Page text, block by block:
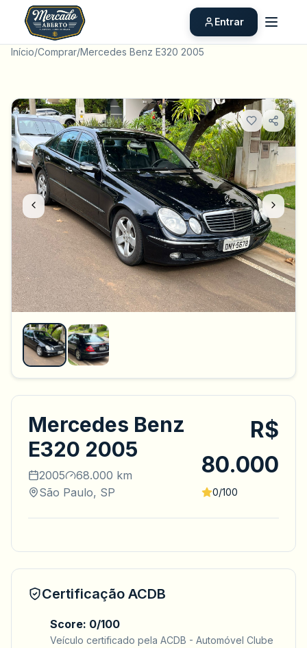
Entrar
Início/Comprar/Mercedes Benz E320 2005
Mercedes Benz
E320 2005
2005
68.000 km
São Paulo, SP
R$
80.000
0/100
Certificação ACDB
Score: 0/100
Veículo certificado pela ACDB - Automóvel Clube